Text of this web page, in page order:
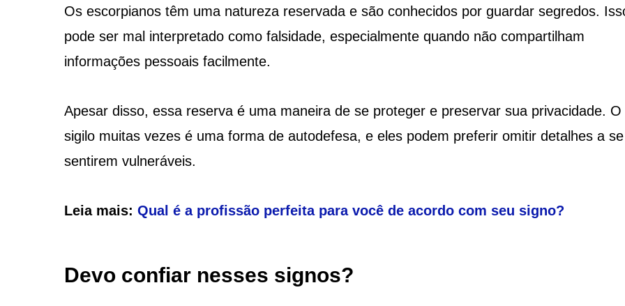
Os escorpianos têm uma natureza reservada e são conhecidos por guardar segredos.
pode ser mal interpretado como falsidade, especialmente quando não compartilham
informações pessoais facilmente.
Apesar disso, essa reserva é uma maneira de se proteger e preservar sua privacidade. O
sigilo muitas vezes é uma forma de autodefesa, e eles podem preferir omitir detalhes a se
sentirem vulneráveis.
Leia mais: Qual é a profissão perfeita para você de acordo com seu signo?
Devo confiar nesses signos?